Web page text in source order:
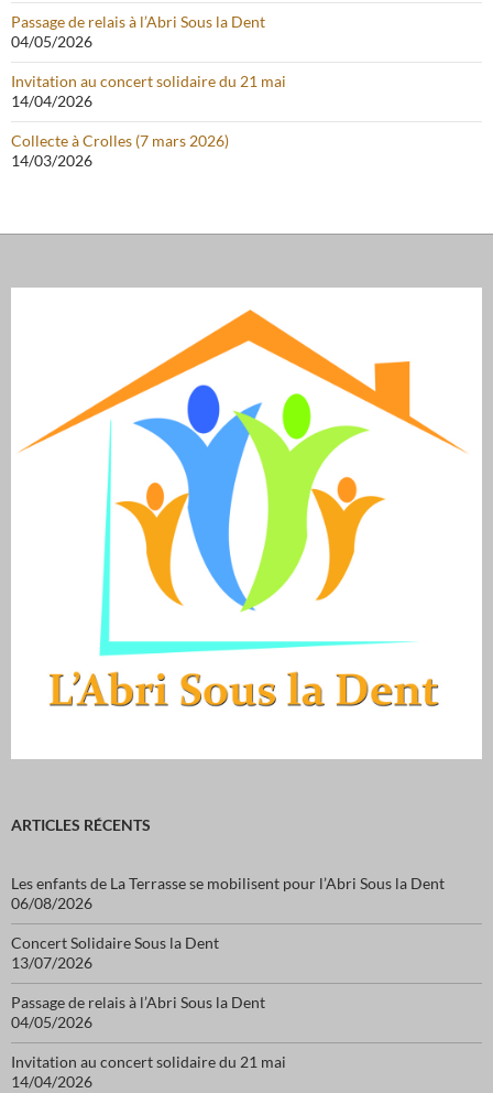
Passage de relais à l’Abri Sous la Dent
04/05/2026
Invitation au concert solidaire du 21 mai
14/04/2026
Collecte à Crolles (7 mars 2026)
14/03/2026
ARTICLES RÉCENTS
Les enfants de La Terrasse se mobilisent pour l’Abri Sous la Dent
06/08/2026
Concert Solidaire Sous la Dent
13/07/2026
Passage de relais à l’Abri Sous la Dent
04/05/2026
Invitation au concert solidaire du 21 mai
14/04/2026